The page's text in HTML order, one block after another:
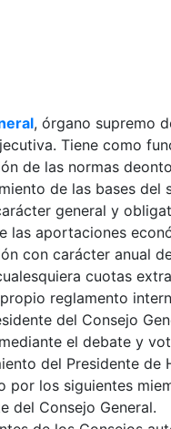
, órgano supremo
Tiene como
de las normas
de las bases del
general y
las aportaciones
con carácter anual
cuotas
reglamento
del Consejo
el debate y
del Presidente de
por los siguientes
del Consejo General.